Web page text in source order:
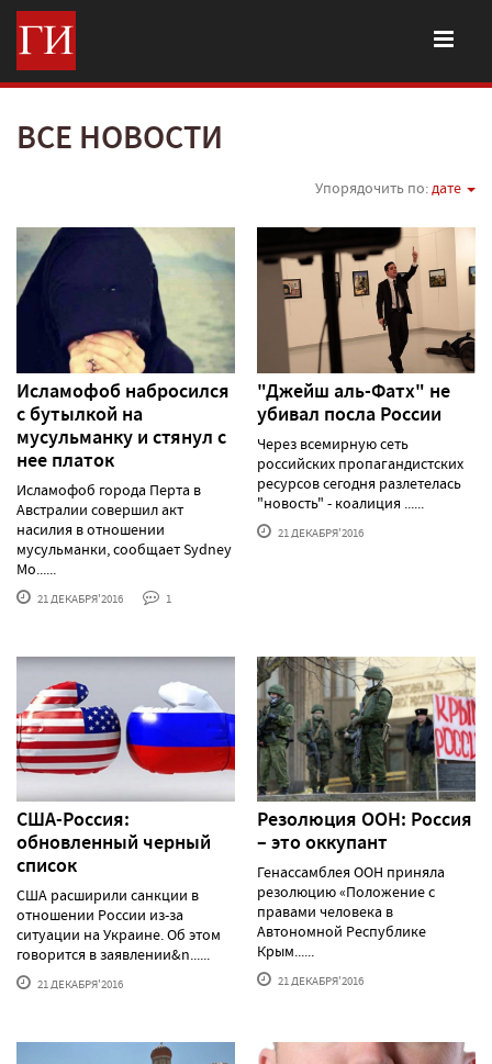
ВСЕ НОВОСТИ
Упорядочить по:дате
Исламофоб набросился
с бутылкой на
мусульманку и стянул с
нее платок
Исламофоб города Перта в
Австралии совершил акт
насилия в отношении
мусульманки, сообщает Sydney
Mo......
21 ДЕКАБРЯ'2016 1
"Джейш аль-Фатх" не
убивал посла России
Через всемирную сеть
российских пропагандистских
ресурсов сегодня разлетелась
"новость" - коалиция ......
21 ДЕКАБРЯ'2016
США-Россия:
обновленный черный
список
США расширили санкции в
отношении России из-за
ситуации на Украине. Об этом
говорится в заявлении&n......
21 ДЕКАБРЯ'2016
Резолюция ООН: Россия
– это оккупант
Генассамблея ООН приняла
резолюцию «Положение с
правами человека в
Автономной Республике
Крым......
21 ДЕКАБРЯ'2016